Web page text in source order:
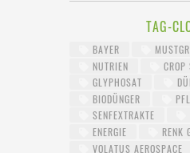
TAG-
BAYER
NUTRIEN
CROP
GLYPHOSAT
BIODÜNGER
SENFEXTRAKTE
ENERGIE
RENK
VOLATUS AEROSPACE